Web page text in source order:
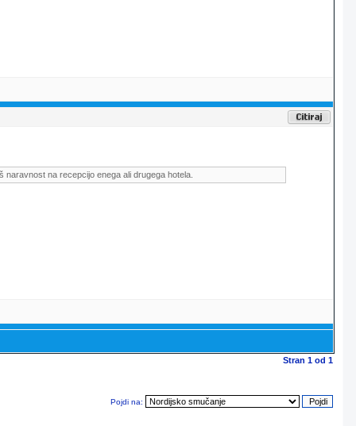
na recepcijo enega ali drugega hotela.
Stran 1 od 1
Pojdi na: